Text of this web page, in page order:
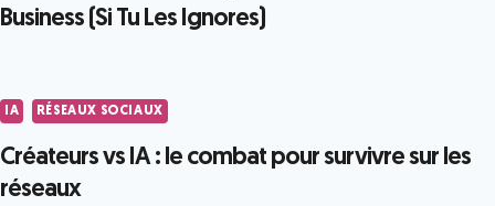
Business (Si Tu Les Ignores)
IA RÉSEAUX SOCIAUX
Créateurs vs IA : le combat pour survivre sur les
réseaux